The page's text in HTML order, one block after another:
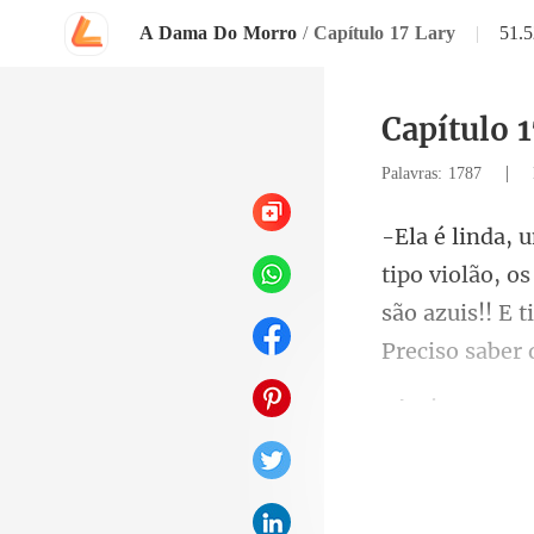
A Dama Do Morro / Capítulo 17 Lary |
Capítulo
Palavras: 1787 |
são azuis!! E